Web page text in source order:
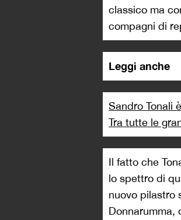
classico ma
compagni di
Leggi anche
Sandro Tonali
Tra tutte le
Il fatto che
lo spettro di
nuovo pilastro
Donnarumma,